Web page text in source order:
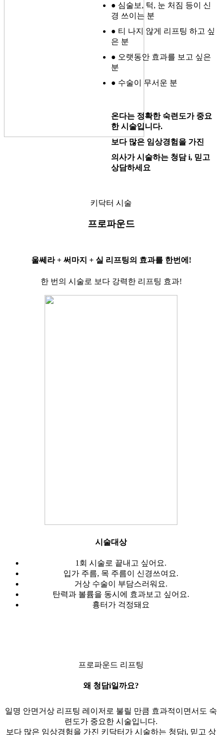
● 심술보, 턱, 눈 처짐 등이 신
경 쓰이는 분
● 티 나지 않게 리프팅 하고 싶
은 분
● 오랫동안 효과를 보고 싶은
분
● 수술이 무서운 분
온다는 정확한 숙련도가 중요
한 시술입니다.
보다 많은 임상경험을 가진
의사가 시술하는 청담 i, 믿고
상담하세요
키닥터 시술
프로파운드
울쎄라 + 써마지 + 실 리프팅의 효과를 한번에!
한 번의 시술로 보다 강력한 리프팅 효과!
시술대상
1회 시술로 끝내고 싶어요.
입가 주름, 목 주름이 신경쓰여요.
거상 수술이 부담스러워요.
탄력과 볼륨을 동시에 효과보고 싶어요.
흉터가 걱정돼요
프로파운드 리프팅
왜 청담i일까요?
일명 안면거상 리프팅 레이저로 불릴 만큼 효과적이면서도 숙
련도가 중요한 시술입니다.
보다 많은 임상경험을 가진 키닥터가 시술하는 청담i, 믿고 상